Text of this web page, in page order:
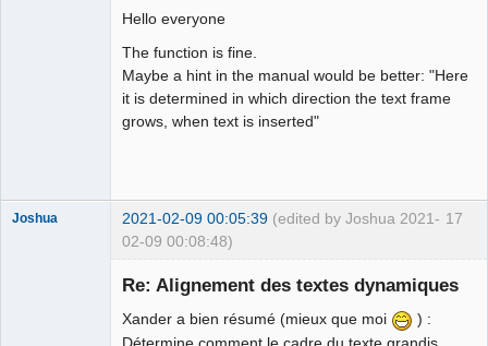
Hello everyone
The function is fine.
Maybe a hint in the manual would be better: "Here
it is determined in which direction the text frame
grows, when text is inserted"
17
Joshua 2021-02-09 00:05:39 (edited by Joshua 2021-
02-09 00:08:48)
Re: Alignement des textes dynamiques
Xander a bien résumé (mieux que moi
) :